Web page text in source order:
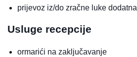
prijevoz iz/do zračne luke
Usluge recepcije
ormarići na zaključavanje